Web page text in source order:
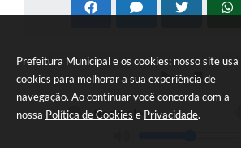
Prefeitura Municipal e os cookies: nosso site usa
cookies para melhorar a sua experiência de
navegação. Ao continuar você concorda com a
nossa Política de Cookies e Privacidade.